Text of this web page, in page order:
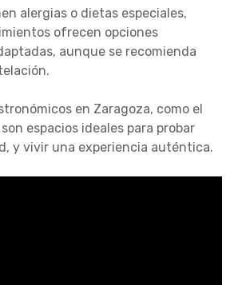
alergias o dietas especiales,
ofrecen opciones
aunque se recomienda
en Zaragoza, como el
espacios ideales para probar
y vivir una experiencia auténtica.